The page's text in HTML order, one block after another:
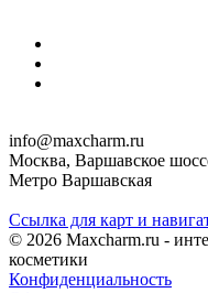
info@maxcharm.ru
Москва, Варшавское
Метро Варшавская
Ссылка для карт и
© 2026 Maxcharm.ru -
косметики
Конфиденциальность